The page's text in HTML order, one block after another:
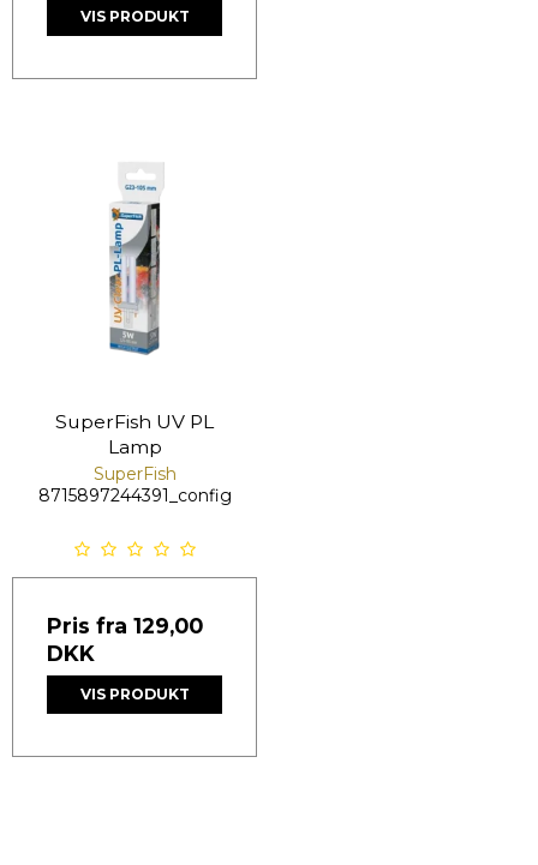
VIS PRODUKT
SuperFish UV PL
Lamp
SuperFish
8715897244391_config
Pris fra 129,00
DKK
VIS PRODUKT